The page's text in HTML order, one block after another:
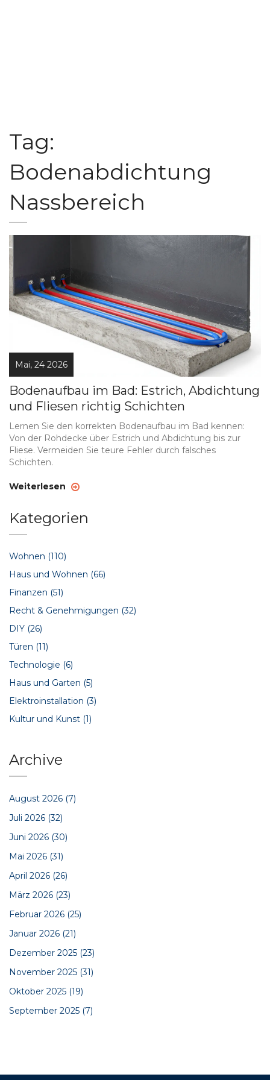
Tag:
Bodenabdichtung
Nassbereich
Mai, 24 2026
Bodenaufbau im Bad: Estrich, Abdichtung
und Fliesen richtig Schichten
Lernen Sie den korrekten Bodenaufbau im Bad kennen:
Von der Rohdecke über Estrich und Abdichtung bis zur
Fliese. Vermeiden Sie teure Fehler durch falsches
Schichten.
Weiterlesen
Kategorien
Wohnen (110)
Haus und Wohnen (66)
Finanzen (51)
Recht & Genehmigungen (32)
DIY (26)
Türen (11)
Technologie (6)
Haus und Garten (5)
Elektroinstallation (3)
Kultur und Kunst (1)
Archive
August 2026 (7)
Juli 2026 (32)
Juni 2026 (30)
Mai 2026 (31)
April 2026 (26)
März 2026 (23)
Februar 2026 (25)
Januar 2026 (21)
Dezember 2025 (23)
November 2025 (31)
Oktober 2025 (19)
September 2025 (7)